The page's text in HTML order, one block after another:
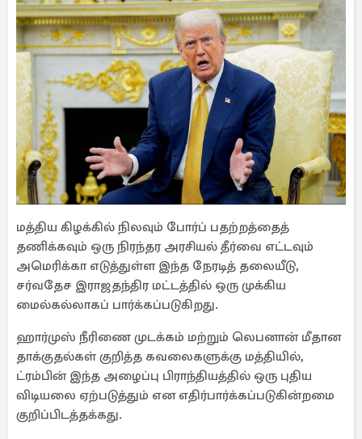
மத்திய கிழக்கில் நிலவும் போர்ப் பதற்றத்தைத்
தணிக்கவும் ஒரு நிரந்தர அரசியல் தீர்வை எட்டவும்
அமெரிக்கா எடுத்துள்ள இந்த நேரடித் தலையீடு,
சர்வதேச இராஜதந்திர மட்டத்தில் ஒரு முக்கிய
மைல்கல்லாகப் பார்க்கப்படுகிறது.
ஹார்முஸ் நீரிணை முடக்கம் மற்றும் லெபனான் மீதான
தாக்குதல்கள் குறித்த கவலைகளுக்கு மத்தியில்,
ட்ரம்பின் இந்த அழைப்பு பிராந்தியத்தில் ஒரு புதிய
விடியலை ஏற்படுத்தும் என எதிர்பார்க்கப்படுகின்றமை
குறிப்பிடத்தக்கது.